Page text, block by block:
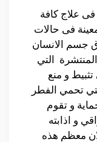
فى علاج كافة
فى حالات
جسم الانسان
التي
و منع
تحمي الفطر
و تقوم
و اذابته
معظم هذه